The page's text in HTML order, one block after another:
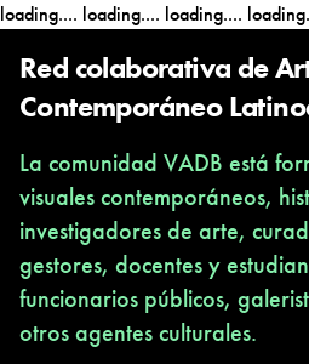
loading.... loading.... loading....
Red colaborativa de
Contemporáneo
La comunidad VADB está
visuales contemporáneos,
investigadores de arte,
gestores, docentes y
funcionarios públicos,
otros agentes culturales.